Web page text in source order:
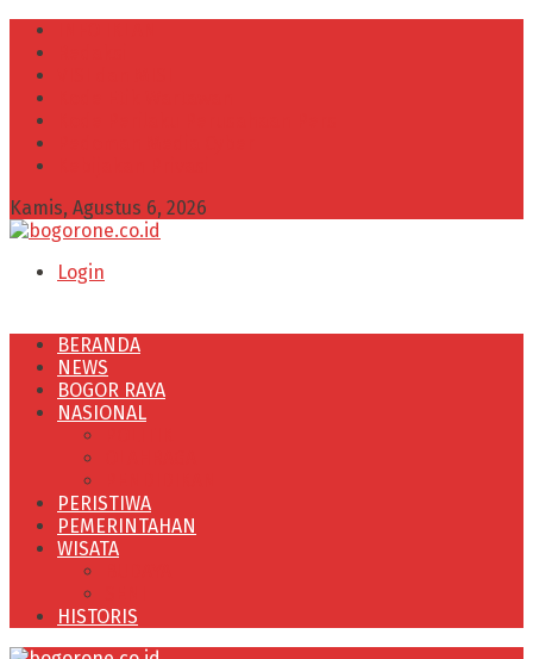
Kamis, Agustus 6, 2026
Login
BERANDA
NEWS
BOGOR RAYA
NASIONAL
PERISTIWA
PEMERINTAHAN
WISATA
HISTORIS